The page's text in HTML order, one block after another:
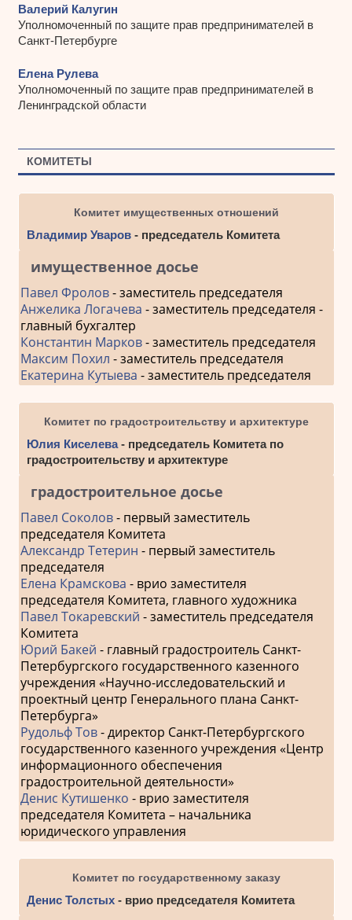
Валерий Калугин
Уполномоченный по защите прав предпринимателей в
Санкт-Петербурге
Елена Рулева
Уполномоченный по защите прав предпринимателей в
Ленинградской области
КОМИТЕТЫ
Комитет имущественных отношений
Владимир Уваров- председатель Комитета
имущественное досье
Павел Фролов- заместитель председателя
Анжелика Логачева - заместитель председателя -
главный бухгалтер
Константин Марков- заместитель председателя
Максим Похил - заместитель председателя
Екатерина Кутыева - заместитель председателя
Комитет по градостроительству и архитектуре
Юлия Киселева- председатель Комитета по
градостроительству и архитектуре
градостроительное досье
Павел Соколов- первый заместитель
председателя Комитета
Александр Тетерин - первый заместитель
председателя
Елена Крамскова - врио заместителя
председателя Комитета, главного художника
Павел Токаревский - заместитель председателя
Комитета
Юрий Бакей - главный градостроитель Санкт-
Петербургского государственного казенного
учреждения «Научно-исследовательский и
проектный центр Генерального плана Санкт-
Петербурга»
Рудольф Тов- директор Санкт-Петербургского
государственного казенного учреждения «Центр
информационного обеспечения
градостроительной деятельности»
Денис Кутишенко - врио заместителя
председателя Комитета – начальника
юридического управления
Комитет по государственному заказу
Денис Толстых- врио председателя Комитета